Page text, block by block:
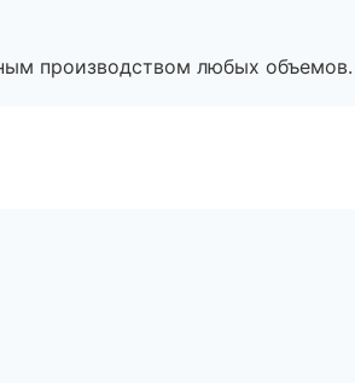
производством любых объемов.